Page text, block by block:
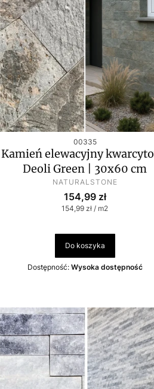
Kod produktu
00335
Kamień elewacyjny
Deoli Green | 30x60 cm
PRODUCENT
NATURALSTONE
Cena
154,99 zł
Cena jednostkowa
154,99 zł / m2
Do koszyka
Dostępność: Wysoka dostępność